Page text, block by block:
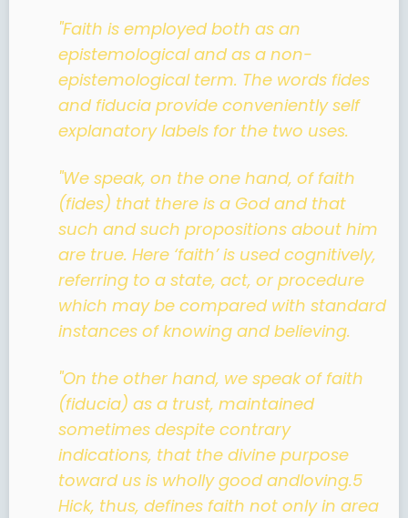
"Faith is employed both as an
epistemological and as a non-
epistemological term. The words fides
and fiducia provide conveniently self
explanatory labels for the two uses.
"We speak, on the one hand, of faith
(fides) that there is a God and that
such and such propositions about him
are true. Here ‘faith’ is used cognitively,
referring to a state, act, or procedure
which may be compared with standard
instances of knowing and believing.
"On the other hand, we speak of faith
(fiducia) as a trust, maintained
sometimes despite contrary
indications, that the divine purpose
toward us is wholly good andloving.5
Hick, thus, defines faith not only in area